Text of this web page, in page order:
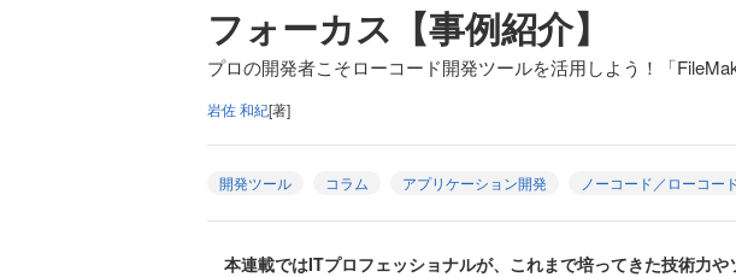
フォーカス【事例紹介】
プロの開発者こそローコード開発ツールを活用しよう！「
岩佐 和紀[著]
開発ツール コラム アプリケーション開発 ノーコード／ローコー
本連載ではITプロフェッショナルが、これまで培ってきた技術力